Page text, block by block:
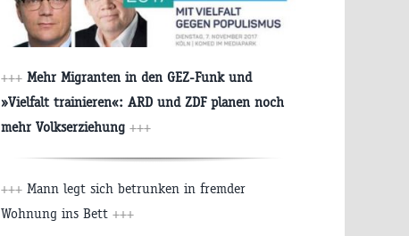
+++ Mehr Migranten in den GEZ-Funk und
»Vielfalt trainieren«: ARD und ZDF planen noch
mehr Volkserziehung +++
+++ Mann legt sich betrunken in fremder
Wohnung ins Bett +++